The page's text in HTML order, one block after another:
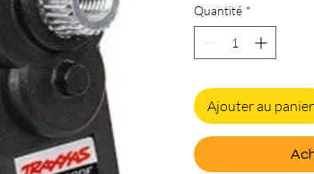
Quantité *
Ajouter au panier